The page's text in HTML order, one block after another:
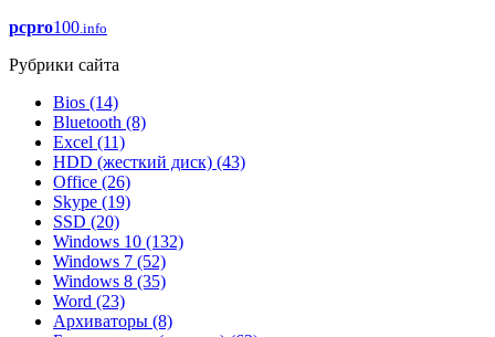
pcpro100.info
Рубрики сайта
Bios (14)
Bluetooth (8)
Excel (11)
HDD (жесткий диск) (43)
Office (26)
Skype (19)
SSD (20)
Windows 10 (132)
Windows 7 (52)
Windows 8 (35)
Word (23)
Архиваторы (8)